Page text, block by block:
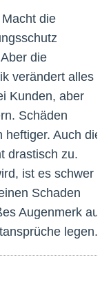
Macht die
die
verändert alles
Kunden, aber
Schäden
Auch die
drastisch zu.
ist es schwer
Schaden
Augenmerk auf
legen.